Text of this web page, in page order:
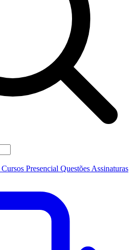
Cursos Presencial Questões Assinaturas